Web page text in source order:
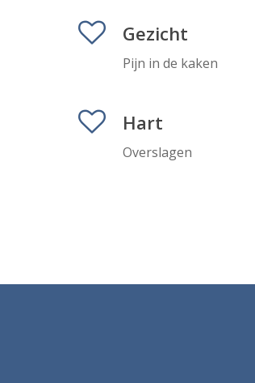
Gezicht
Pijn in de kaken
Hart
Overslagen